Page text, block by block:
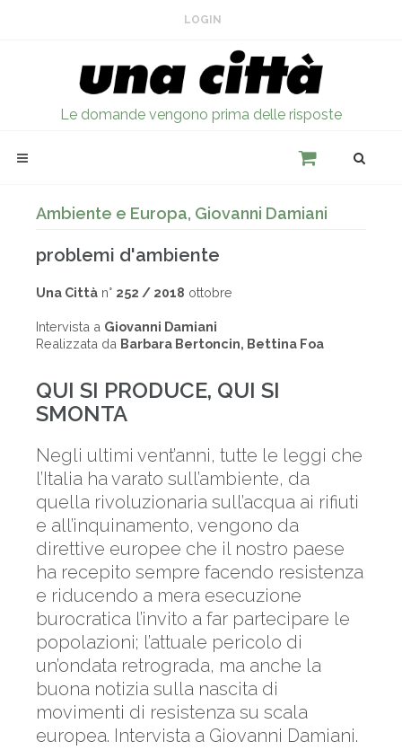
LOGIN
Le domande vengono prima delle risposte
Ambiente e Europa, Giovanni Damiani
problemi d'ambiente
Una Città n° 252 / 2018 ottobre
Intervista a Giovanni Damiani
Realizzata da Barbara Bertoncin, Bettina Foa
QUI SI PRODUCE, QUI SI
SMONTA
Negli ultimi vent’anni, tutte le leggi che
l’Italia ha varato sull’ambiente, da
quella rivoluzionaria sull’acqua ai rifiuti
e all’inquinamento, vengono da
direttive europee che il nostro paese
ha recepito sempre facendo resistenza
e riducendo a mera esecuzione
burocratica l’invito a far partecipare le
popolazioni; l’attuale pericolo di
un’ondata retrograda, ma anche la
buona notizia sulla nascita di
movimenti di resistenza su scala
europea. Intervista a Giovanni Damiani.